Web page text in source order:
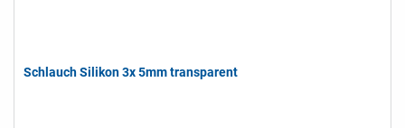
Schlauch Silikon 3x 5mm transparent